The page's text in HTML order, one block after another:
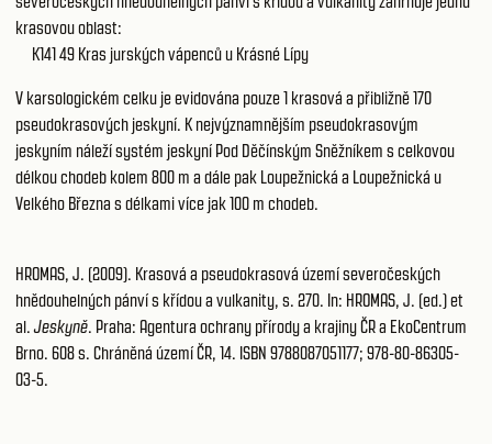
krasovou oblast:
K141 49 Kras jurských vápenců u Krásné Lípy
V karsologickém celku je evidována pouze 1 krasová a přibližně 170
pseudokrasových jeskyní. K nejvýznamnějším pseudokrasovým
jeskyním náleží systém jeskyní Pod Děčínským Sněžníkem s celkovou
délkou chodeb kolem 800 m a dále pak Loupežnická a Loupežnická u
Velkého Března s délkami více jak 100 m chodeb.
HROMAS, J. (2009). Krasová a pseudokrasová území severočeských
hnědouhelných pánví s křídou a vulkanity, s. 270. In: HROMAS, J. (ed.) et
al.Jeskyně. Praha: Agentura ochrany přírody a krajiny ČR a EkoCentrum
Brno. 608 s. Chráněná území ČR, 14. ISBN 9788087051177; 978-80-86305-
03-5.